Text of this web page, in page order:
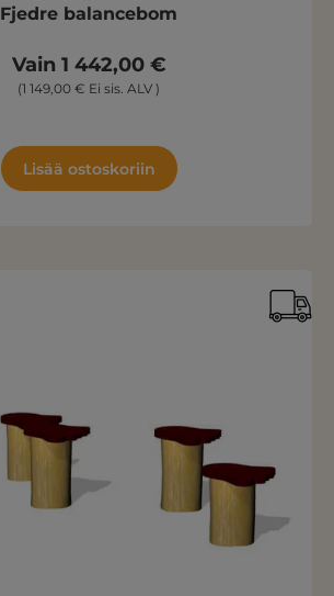
Fjedre balancebom
Vain 1 442,00 €
(1 149,00 € Ei sis. ALV )
Lisää ostoskoriin